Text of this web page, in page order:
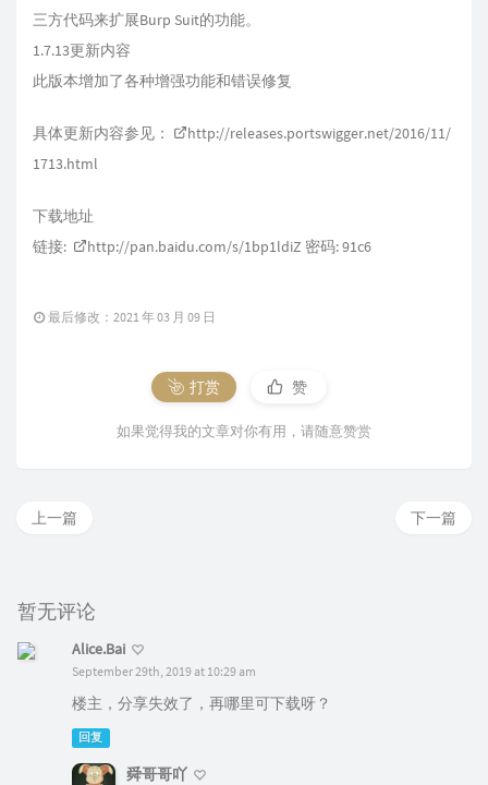
三方代码来扩展Burp Suit的功能。
1.7.13更新内容
此版本增加了各种增强功能和错误修复
具体更新内容参见：
http://releases.portswigger.net/2016/11/
1713.html
下载地址
链接:
http://pan.baidu.com/s/1bp1ldiZ 密码: 91c6
最后修改：2021 年 03 月 09 日
打赏 赞
如果觉得我的文章对你有用，请随意赞赏
下一篇
上一篇
暂无评论
Alice.Bai
September 29th, 2019 at 10:29 am
楼主，分享失效了，再哪里可下载呀？
回复
舜哥哥吖